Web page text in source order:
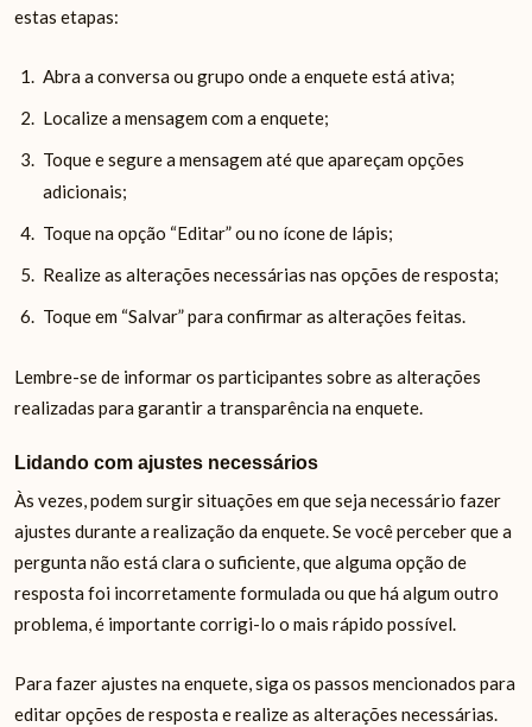
estas etapas:
Abra a conversa ou grupo onde a enquete está ativa;
Localize a mensagem com a enquete;
Toque e segure a mensagem até que apareçam opções
adicionais;
Toque na opção “Editar” ou no ícone de lápis;
Realize as alterações necessárias nas opções de resposta;
Toque em “Salvar” para confirmar as alterações feitas.
Lembre-se de informar os participantes sobre as alterações
realizadas para garantir a transparência na enquete.
Lidando com ajustes necessários
Às vezes, podem surgir situações em que seja necessário fazer
ajustes durante a realização da enquete. Se você perceber que a
pergunta não está clara o suficiente, que alguma opção de
resposta foi incorretamente formulada ou que há algum outro
problema, é importante corrigi-lo o mais rápido possível.
Para fazer ajustes na enquete, siga os passos mencionados para
editar opções de resposta e realize as alterações necessárias.